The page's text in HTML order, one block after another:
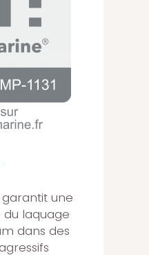
une
laquage
dans des